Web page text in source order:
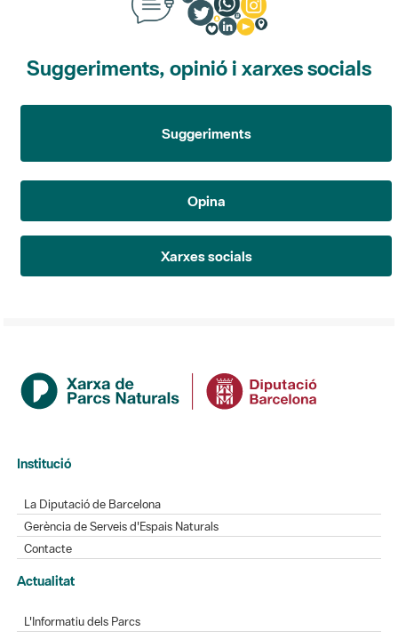
Suggeriments, opinió i xarxes socials
Suggeriments
Opina
Xarxes socials
Institució
La Diputació de Barcelona
Gerència de Serveis d'Espais Naturals
Contacte
Actualitat
L'Informatiu dels Parcs